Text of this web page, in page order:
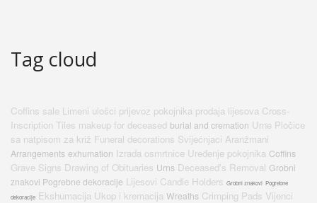
Tag cloud
Coffins sale Limeni ulošci prijevoz pokojnika prodaja lijesova Cross-
Inscription Tiles makeup for deceased burial and cremation Urne Pločice
sa natpisom za križ Funeral decorations Svijećnjaci Aranžmani
Arrangements exhumation Izrada osmrtnice Uređenje pokojnika Coffins
Grave Signs Drawing of Obituaries Urns Deceased's Removal Grobni
znakovi Pogrebne dekoracije Lijesovi Candle Holders Grobni znakovi Pogrebne
dekoracije Ekshumacija Ukop i kremacija Wreaths Crimping Pads Vijenci